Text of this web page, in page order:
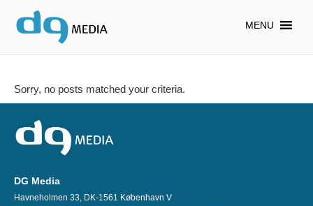
MENU
Sorry, no posts matched your criteria.
DG Media
Havneholmen 33, DK-1561 København V